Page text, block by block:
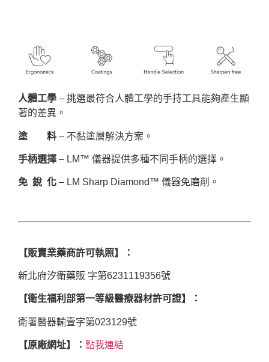
人體工學 – 挑選最符合人體工學的手持工具能夠產生顯
著的差異。
塗 料 – 不黏塗層解決方案。
手柄選擇 – LM™ 儀器提供多種不同手柄的選擇。
免 銳 化 – LM Sharp Diamond™ 儀器免磨削。
【販賣業藥商許可執照】：
新北府汐衛藥販 字第6231119356號
【衛生福利部第一等級醫療器材許可證】：
衛署醫器輸壹字第023129號
【原廠網址】： 點我連結